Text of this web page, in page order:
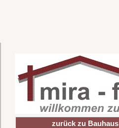
zurück zu Bauhaus